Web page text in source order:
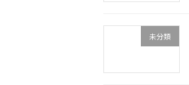
未分類